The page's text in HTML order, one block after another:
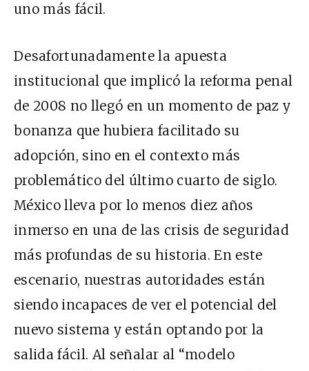
uno más fácil.
Desafortunadamente la apuesta
institucional que implicó la reforma penal
de 2008 no llegó en un momento de paz y
bonanza que hubiera facilitado su
adopción, sino en el contexto más
problemático del último cuarto de siglo.
México lleva por lo menos diez años
inmerso en una de las crisis de seguridad
más profundas de su historia. En este
escenario, nuestras autoridades están
siendo incapaces de ver el potencial del
nuevo sistema y están optando por la
salida fácil. Al señalar al “modelo